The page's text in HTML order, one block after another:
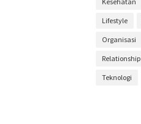
Lifestyle
Organisasi
Relationship
Teknologi